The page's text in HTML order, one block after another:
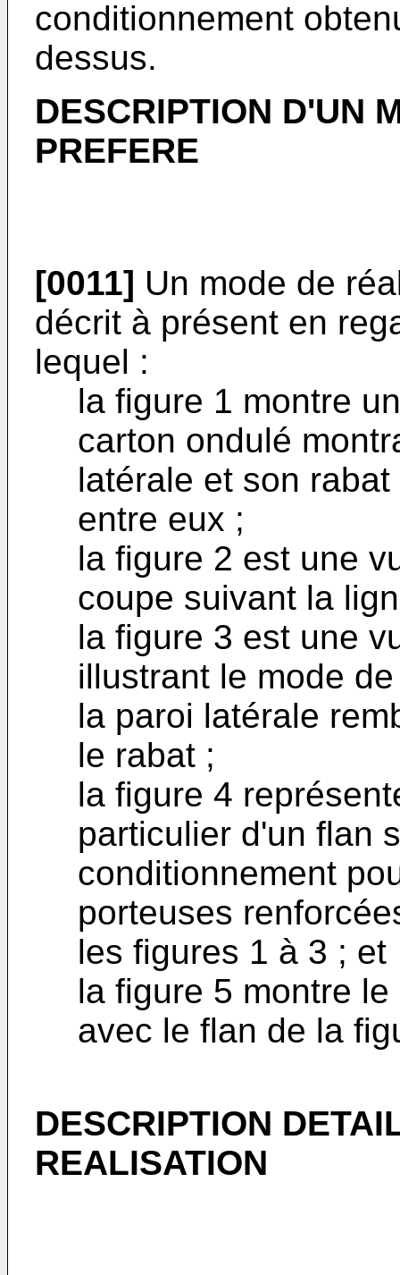
conditionnement
dessus.
DESCRIPTION D'UN
PREFERE
[0011] Un mode de
décrit à présent en
lequel :
la figure 1 montre
carton ondulé
latérale et son
entre eux ;
la figure 2 est une
coupe suivant la
la figure 3 est une
illustrant le mode
la paroi latérale
le rabat ;
la figure 4
particulier d'un flan
conditionnement
porteuses
les figures 1 à 3 ; et
la figure 5 montre
avec le flan de la
DESCRIPTION
REALISATION